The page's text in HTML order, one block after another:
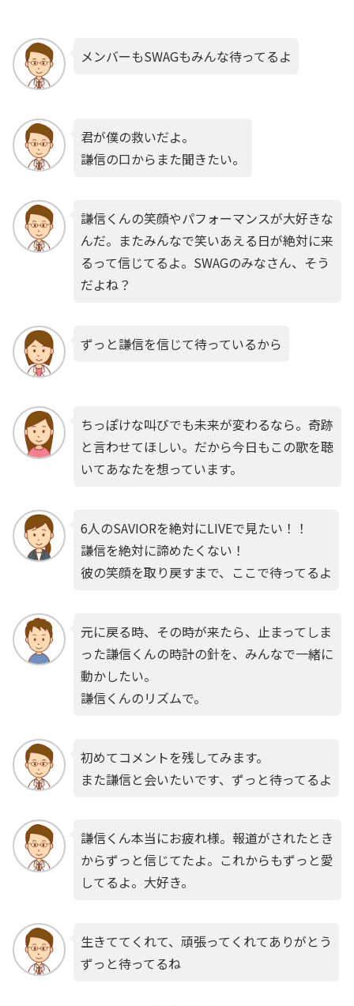
メンバーもSWAGもみんな待ってるよ
君が僕の救いだよ。
謙信の口からまた聞きたい。
謙信くんの笑顔やパフォーマンスが大好きな
んだ。またみんなで笑いあえる日が絶対に来
るって信じてるよ。SWAGのみなさん、そう
だよね？
ずっと謙信を信じて待っているから
ちっぽけな叫びでも未来が変わるなら。奇跡
と言わせてほしい。だから今日もこの歌を聴
いてあなたを想っています。
6人のSAVIORを絶対にLIVEで見たい！！
謙信を絶対に諦めたくない！
彼の笑顔を取り戻すまで、ここで待ってるよ
元に戻る時、その時が来たら、止まってしま
った謙信くんの時計の針を、みんなで一緒に
動かしたい。
謙信くんのリズムで。
初めてコメントを残してみます。
また謙信と会いたいです、ずっと待ってるよ
謙信くん本当にお疲れ様。報道がされたとき
からずっと信じてたよ。これからもずっと愛
してるよ。大好き。
生きててくれて、頑張ってくれてありがとう
ずっと待ってるね